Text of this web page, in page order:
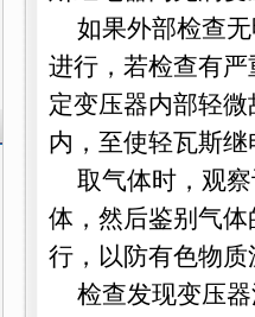
如果外部检查无
进行，若检查有
定变压器内部轻
内，至使轻瓦斯
取气体时，观察
体，然后鉴别气
行，以防有色物
检查发现变压器